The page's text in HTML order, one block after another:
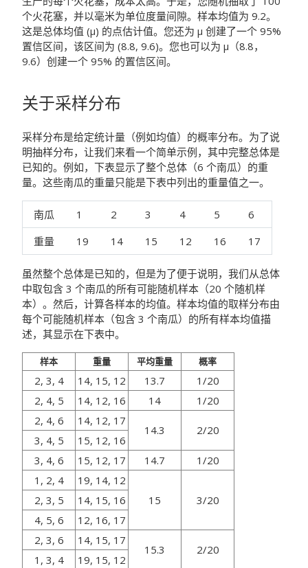
个火花塞，并以毫米为单位度量间隙。样本均值为 9.2。
这是总体均值 (μ) 的点估计值。您还为 μ 创建了一个 95%
置信区间，该区间为 (8.8, 9.6)。您也可以为 μ（8.8，
9.6）创建一个 95% 的置信区间。
关于采样分布
采样分布是给定统计量（例如均值）的概率分布。为了说
明抽样分布，让我们来看一个简单示例，其中完整总体是
已知的。例如，下表显示了整个总体（6 个南瓜）的重
量。这些南瓜的重量只能是下表中列出的重量值之一。
南瓜 1 2 3 4 5
6
重量
19 14 15 12 16 17
虽然整个总体是已知的，但是为了便于说明，我们从总体
中取包含 3 个南瓜的所有可能随机样本（20 个随机样
本）。然后，计算各样本的均值。样本均值的取样分布由
每个可能随机样本（包含 3 个南瓜）的所有样本均值描
述，其显示在下表中。
样本 重量 平均重量 概率
2, 3, 4 14, 15, 12 13.7
1/20
2, 4, 5
14, 12, 16 14
1/20
2, 4, 6
14, 12, 17
14.3 2/20
3, 4, 5
15, 12, 16
3, 4, 6
15, 12, 17 14.7
1/20
1, 2, 4
19, 14, 12
15
3/20
2, 3, 5
14, 15, 16
4, 5, 6
12, 16, 17
2, 3, 6
14, 15, 17
15.3 2/20
1, 3, 4
19, 15, 12